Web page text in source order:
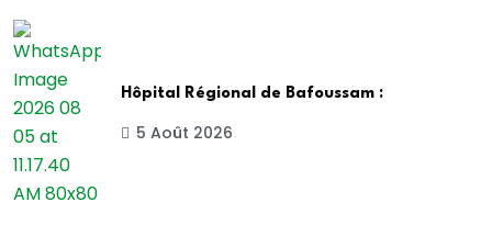
Hôpital Régional de Bafoussam :
5 Août 2026